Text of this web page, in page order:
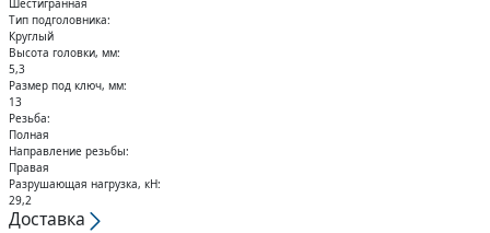
Шестигранная
Тип подголовника:
Круглый
Высота головки, мм:
5,3
Размер под ключ, мм:
13
Резьба:
Полная
Направление резьбы:
Правая
Разрушающая нагрузка, кН:
29,2
Доставка